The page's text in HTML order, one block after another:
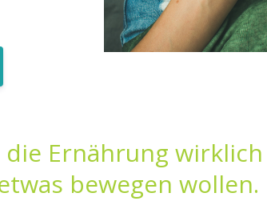
Ernährung
bewegen wollen.